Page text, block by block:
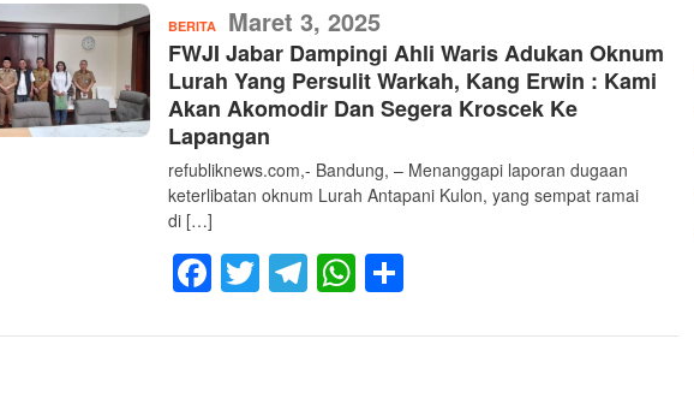
BERITARefublikNews
Maret 3, 2025
FWJI Jabar Dampingi Ahli Waris Adukan Oknum
Lurah Yang Persulit Warkah, Kang Erwin : Kami
Akan Akomodir Dan Segera Kroscek Ke
Lapangan
refubliknews.com,- Bandung, – Menanggapi laporan dugaan
keterlibatan oknum Lurah Antapani Kulon, yang sempat ramai
di […]
Facebook
Twitter
Telegram
WhatsApp